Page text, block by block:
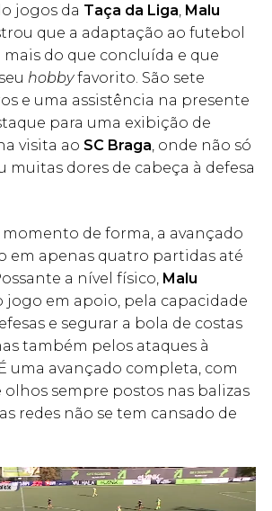
jogos da Taça da Liga, Malu
que a adaptação ao futebol
do que concluída e que
hobbyfavorito. São sete
e uma assistência na presente
para uma exibição de
visita ao SC Braga, onde não só
muitas dores de cabeça à defesa
de forma, a avançado
em apenas quatro partidas até
a nível físico, Malu
jogo em apoio, pela capacidade
e segurar a bola de costas
também pelos ataques à
uma avançado completa, com
olhos sempre postos nas balizas
redes não se tem cansado de